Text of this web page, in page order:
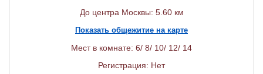
До центра Москвы: 5.60 км
Показать общежитие на карте
Мест в комнате: 6/ 8/ 10/ 12/ 14
Регистрация: Нет